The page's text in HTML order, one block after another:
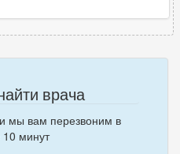
врача
мы вам перезвоним в
10 минут